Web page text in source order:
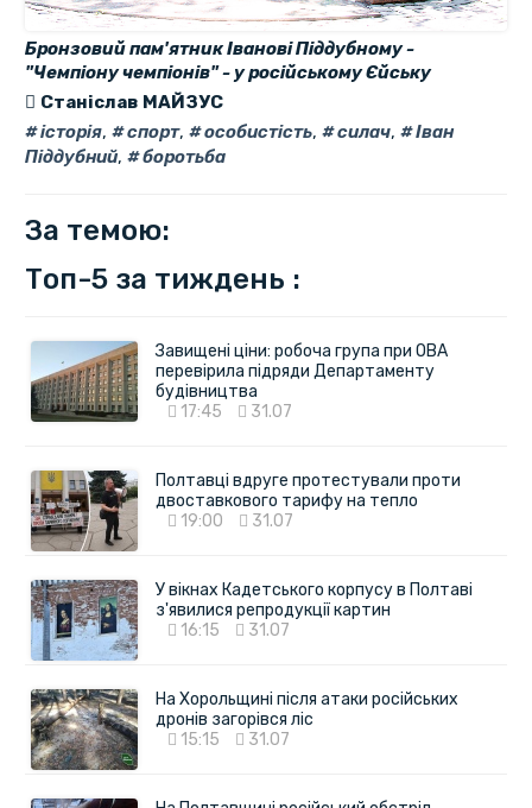
Бронзовий пам'ятник Іванові Піддубному -
"Чемпіону чемпіонів" - у російському Єйську
Станіслав МАЙЗУС
історія, спорт, особистість, силач,
Іван
Піддубний, боротьба
За темою:
Топ-5 за тиждень :
Завищені ціни: робоча група при ОВА
перевірила підряди Департаменту
будівництва
17:45
31.07
Полтавці вдруге протестували проти
двоставкового тарифу на тепло
19:00
31.07
У вікнах Кадетського корпусу в Полтаві
з'явилися репродукції картин
16:15
31.07
На Хорольщині після атаки російських
дронів загорівся ліс
15:15
31.07